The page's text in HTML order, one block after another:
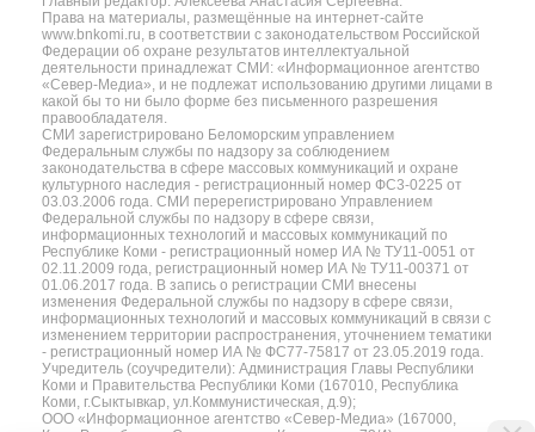
Права на материалы, размещённые на интернет-сайте
www.bnkomi.ru, в соответствии с законодательством Российской
Федерации об охране результатов интеллектуальной
деятельности принадлежат СМИ: «Информационное агентство
«Север-Медиа», и не подлежат использованию другими лицами в
какой бы то ни было форме без письменного разрешения
правообладателя.
СМИ зарегистрировано Беломорским управлением
Федеральным службы по надзору за соблюдением
законодательства в сфере массовых коммуникаций и охране
культурного наследия - регистрационный номер ФС3-0225 от
03.03.2006 года. СМИ перерегистрировано Управлением
Федеральной службы по надзору в сфере связи,
информационных технологий и массовых коммуникаций по
Республике Коми - регистрационный номер ИА № ТУ11-0051 от
02.11.2009 года, регистрационный номер ИА № ТУ11-00371 от
01.06.2017 года. В запись о регистрации СМИ внесены
изменения Федеральной службы по надзору в сфере связи,
информационных технологий и массовых коммуникаций в связи с
изменением территории распространения, уточнением тематики
- регистрационный номер ИА № ФС77-75817 от 23.05.2019 года.
Учредитель (соучредители): Администрация Главы Республики
Коми и Правительства Республики Коми (167010, Республика
Коми, г.Сыктывкар, ул.Коммунистическая, д.9);
ООО «Информационное агентство «Север-Медиа» (167000,